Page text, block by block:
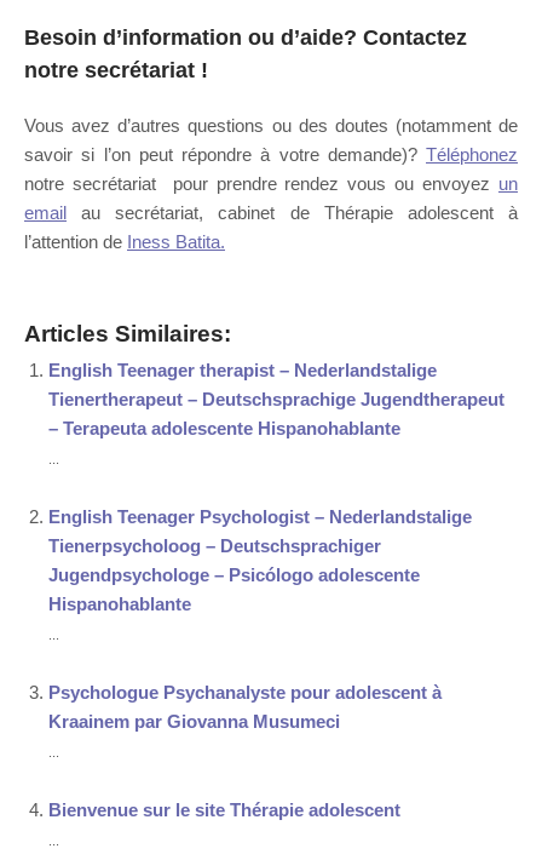
Besoin d’information ou d’aide? Contactez
notre secrétariat !
Vous avez d’autres questions ou des doutes (notamment de
savoir si l’on peut répondre à votre demande)? Téléphonez
notre secrétariat pour prendre rendez vous ou envoyez un
email au secrétariat, cabinet de Thérapie adolescent à
l’attention de Iness Batita.
Articles Similaires:
English Teenager therapist – Nederlandstalige
Tienertherapeut – Deutschsprachige Jugendtherapeut
– Terapeuta adolescente Hispanohablante
English Teenager Psychologist – Nederlandstalige
Tienerpsycholoog – Deutschsprachiger
Jugendpsychologe – Psicólogo adolescente
Hispanohablante
Psychologue Psychanalyste pour adolescent à
Kraainem par Giovanna Musumeci
Bienvenue sur le site Thérapie adolescent